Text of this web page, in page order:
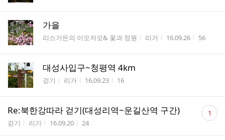
가을
게시판명
리스가든의 이모저모& 꽃과 정원 작성자
리가 작성시간
16.09.26 조회수
56
대성사입구~청평역 4km
게시판명
걷기 작성자
리가 작성시간
16.09.23 조회수
16
Re:북한강따라 걷기(대성리역~운길산역 구간)
게시판명
걷기 작성자
리가 작성시간
16.09.20 조회수
24
댓
글 1